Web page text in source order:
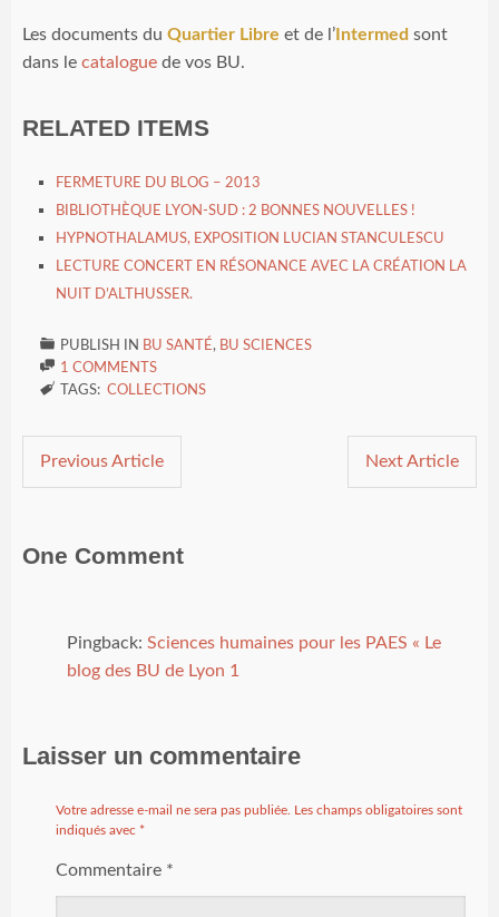
Les documents du Quartier Libre et de l’ Intermed sont
dans le catalogue de vos BU.
RELATED ITEMS
FERMETURE DU BLOG – 2013
BIBLIOTHÈQUE LYON-SUD : 2 BONNES NOUVELLES !
HYPNOTHALAMUS, EXPOSITION LUCIAN STANCULESCU
LECTURE CONCERT EN RÉSONANCE AVEC LA CRÉATION LA
NUIT D’ALTHUSSER.
 PUBLISH IN BU SANTÉ, BU SCIENCES
 1 COMMENTS

TAGS: COLLECTIONS
Previous Article Next Article
One Comment
Pingback: Sciences humaines pour les PAES « Le
blog des BU de Lyon 1
Laisser un commentaire
Votre adresse e-mail ne sera pas publiée.
Les champs obligatoires sont
indiqués avec *
Commentaire *